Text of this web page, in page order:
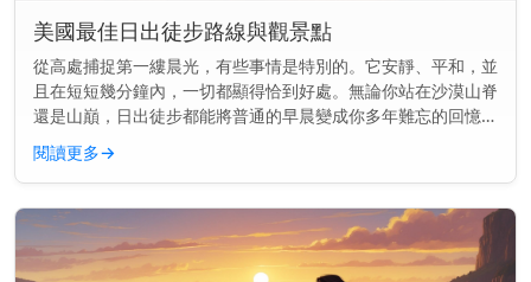
美國最佳日出徒步路線與觀景點
從高處捕捉第一縷晨光，有些事情是特別的。它安靜、平和，並
且在短短幾分鐘內，一切都顯得恰到好處。無論你站在沙漠山脊
還是山巔，日出徒步都能將普通的早晨變成你多年難忘的回憶。
快速見解： 美國最好的日出徒步結合了開闊的視野與簡單到中
等難度的步道—...
閱讀更多→